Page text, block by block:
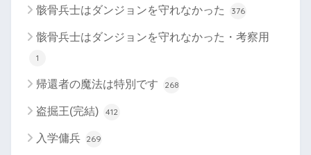
骸骨兵士はダンジョンを守れなかった 376
骸骨兵士はダンジョンを守れなかった・考察用
1
帰還者の魔法は特別です 268
盗掘王(完結) 412
入学傭兵 269